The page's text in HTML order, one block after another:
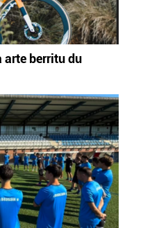
arte berritu du